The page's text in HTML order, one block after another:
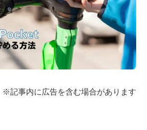
※記事内に広告を含む場合があります